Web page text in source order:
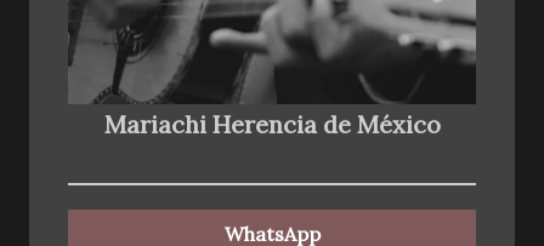
Mariachi Herencia de México
WhatsApp